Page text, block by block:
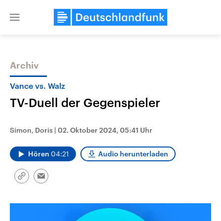
Close
Themen
Landtagswahl Sachsen-Anhalt
2026
September 2026 einen neuen
Landtag. Seit 2021 wird das
Bundesland von einer Koalition aus
gehören die Vereinigten
den mächtigsten Ländern
mit großem Einfluss auf
Archiv
Vance vs. Walz
TV-Duell der Gegenspieler
Simon, Doris | 02. Oktober 2024, 05:41 Uhr
Hören 04:21 Audio herunterladen
Link
Email